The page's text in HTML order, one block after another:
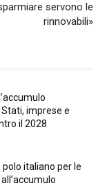
servono le
rinnovabili»
imprese e
il 2028
polo italiano per le